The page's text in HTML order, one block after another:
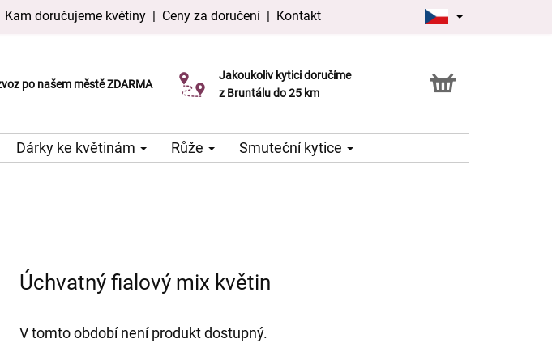
Kam doručujeme květiny | Ceny za doručení | Kontakt
po našem městě ZDARMA
již v den objednávky
výběr času a dne doručení
Jakoukoliv kytici doručíme
z Bruntálu do 25 km
Možnost vyzvednout v naší květince
Dárky ke květinám Růže Smuteční kytice
Úchvatný fialový mix květin
V tomto období není produkt dostupný.